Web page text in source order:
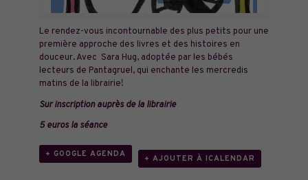
Le rendez-vous incontournable des plus petits pour une
première approche des livres et des histoires en
douceur. Avec Sara Hug, adoptée par les bébés
lecteurs de Pantagruel, qui enchante les mercredis
matins de la librairie!
Sur inscription auprès de la librairie
5 euros la séance
+ GOOGLE AGENDA
+ AJOUTER À ICALENDAR